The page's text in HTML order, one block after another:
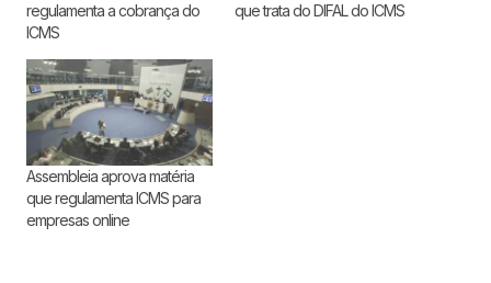
regulamenta a cobrança do
ICMS
que trata do DIFAL do ICMS
Assembleia aprova matéria
que regulamenta ICMS para
empresas online